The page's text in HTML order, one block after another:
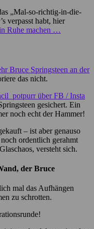
„Mal-so-richtig-in-die-
verpasst habt, hier
Ruhe machen …
Bruce Springsteen an der
das nicht.
über FB / Insta
gesichert. Ein
noch echt der Hammer!
– ist aber genauso
ordentlich gerahmt
versteht sich.
der Bruce
mal das Aufhängen
zu schrotten.